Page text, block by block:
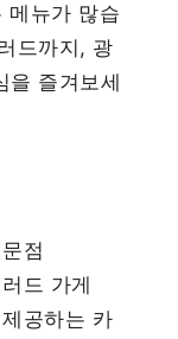
메뉴가 많습
드까지, 광
을 즐겨보세
점
드 가게
공하는 카